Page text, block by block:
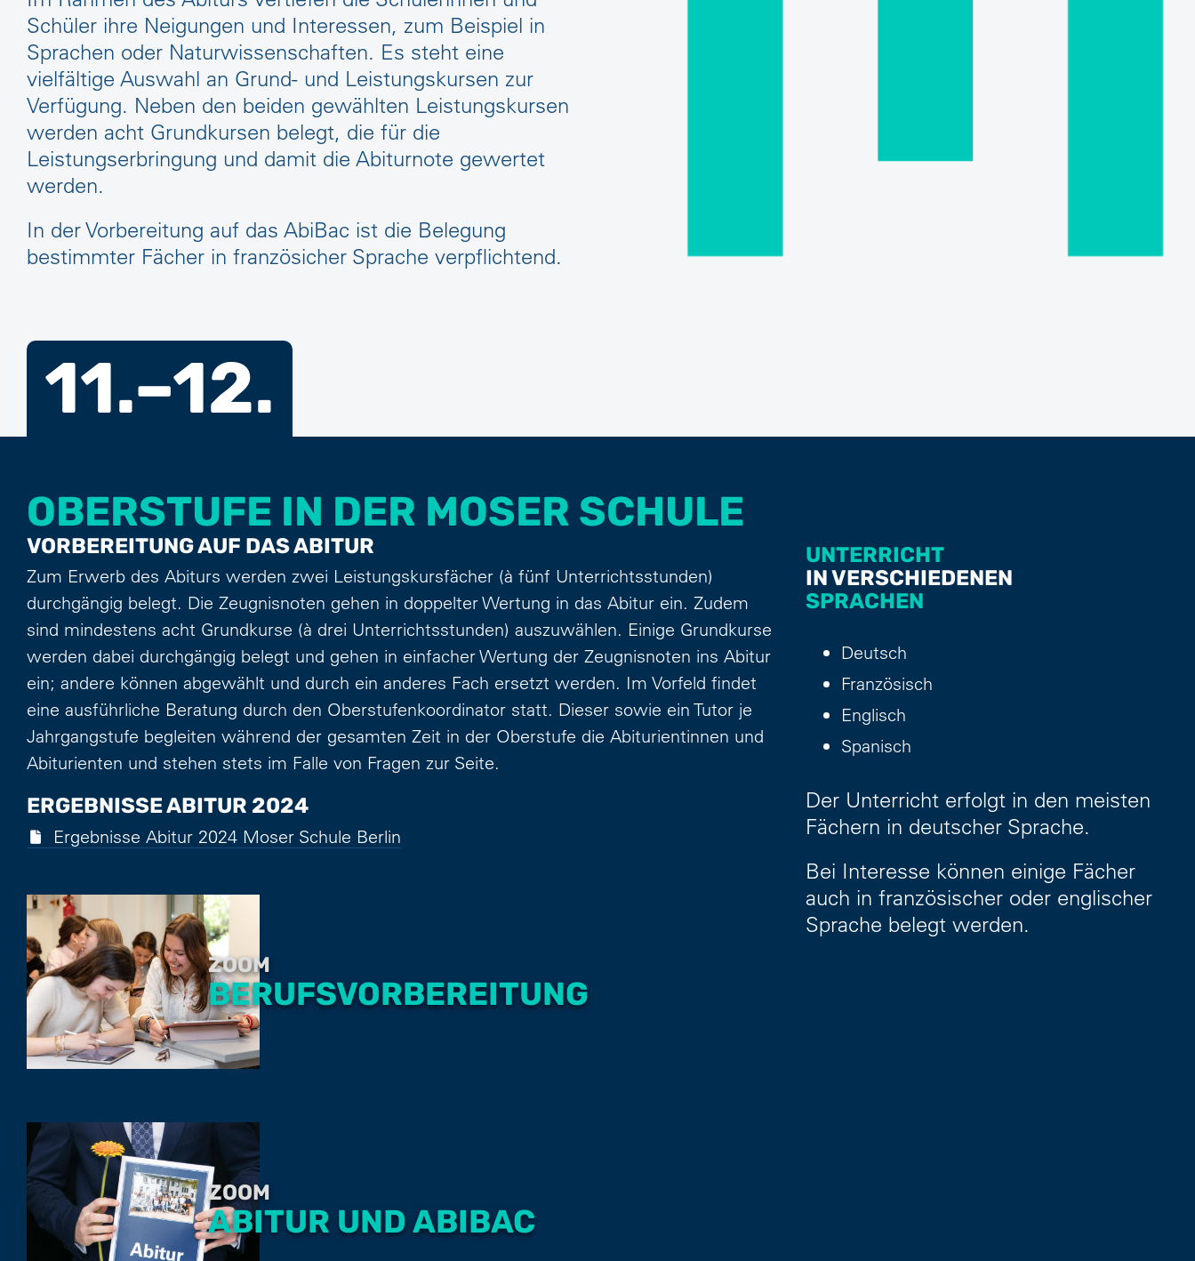
Schüler ihre Neigungen und Interessen, zum Beispiel in
Sprachen oder Naturwissenschaften. Es steht eine
vielfältige Auswahl an Grund- und Leistungskursen zur
Verfügung. Neben den beiden gewählten Leistungskursen
werden acht Grundkursen belegt, die für die
Leistungserbringung und damit die Abiturnote gewertet
werden.
In der Vorbereitung auf das AbiBac ist die Belegung
bestimmter Fächer in französicher Sprache verpflichtend.
11.–12.
OBERSTUFE IN DER MOSER SCHULE
VORBEREITUNG AUF DAS ABITUR
Zum Erwerb des Abiturs werden zwei Leistungskursfächer (à fünf Unterrichtsstunden)
durchgängig belegt. Die Zeugnisnoten gehen in doppelter Wertung in das Abitur ein. Zudem
sind mindestens acht Grundkurse (à drei Unterrichtsstunden) auszuwählen. Einige Grundkurse
werden dabei durchgängig belegt und gehen in einfacher Wertung der Zeugnisnoten ins Abitur
ein; andere können abgewählt und durch ein anderes Fach ersetzt werden. Im Vorfeld findet
eine ausführliche Beratung durch den Oberstufenkoordinator statt. Dieser sowie ein Tutor je
Jahrgangstufe begleiten während der gesamten Zeit in der Oberstufe die Abiturientinnen und
Abiturienten und stehen stets im Falle von Fragen zur Seite.
ERGEBNISSE ABITUR 2024
Ergebnisse Abitur 2024 Moser Schule Berlin
ZOOM
BERUFSVORBEREITUNG
ZOOM
ABITUR UND ABIBAC
UNTERRICHT
IN VERSCHIEDENEN
SPRACHEN
Deutsch
Französisch
Englisch
Spanisch
Der Unterricht erfolgt in den meisten
Fächern in deutscher Sprache.
Bei Interesse können einige Fächer
auch in französischer oder englischer
Sprache belegt werden.